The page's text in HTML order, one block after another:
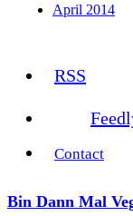
April 2014
RSS
Contact
Bin Dann Mal